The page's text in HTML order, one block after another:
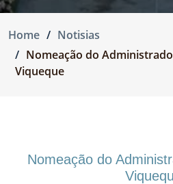
Home
Notisias
Nomeação do
Viqueque
Nomeação do